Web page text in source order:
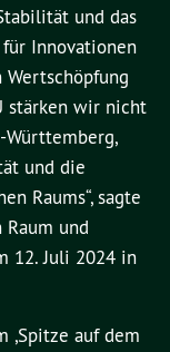
und das
Innovationen
stärken wir nicht
und die
Raums“, sagte
und
12. Juli 2024 in
,Spitze auf dem